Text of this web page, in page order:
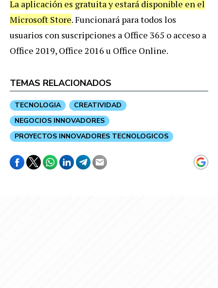
La aplicación es gratuita y estará disponible en el
Microsoft Store. Funcionará para todos los
usuarios con suscripciones a Office 365 o acceso a
Office 2019, Office 2016 u Office Online.
TEMAS RELACIONADOS
TECNOLOGIA
CREATIVIDAD
NEGOCIOS INNOVADORES
PROYECTOS INNOVADORES TECNOLOGICOS